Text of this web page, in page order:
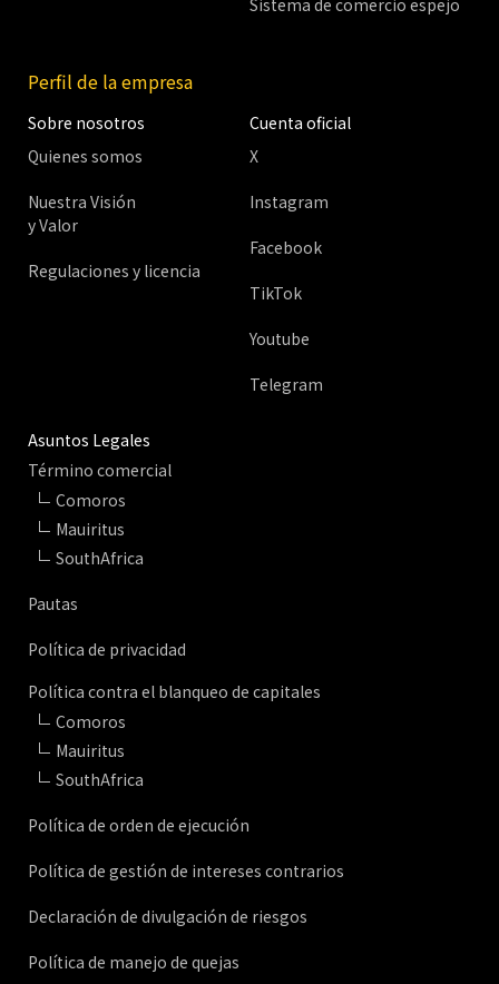
Sistema de comercio espejo
Perfil de la empresa
Sobre nosotros
Quienes somos
Nuestra Visión
y Valor
Regulaciones y licencia
Cuenta oficial
X
Instagram
Facebook
TikTok
Youtube
Telegram
Asuntos Legales
Término comercial
Comoros
Mauiritus
SouthAfrica
Pautas
Política de privacidad
Política contra el blanqueo de capitales
Comoros
Mauiritus
SouthAfrica
Política de orden de ejecución
Política de gestión de intereses contrarios
Declaración de divulgación de riesgos
Política de manejo de quejas